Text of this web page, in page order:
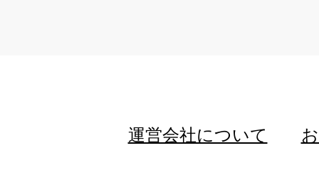
運営会社について